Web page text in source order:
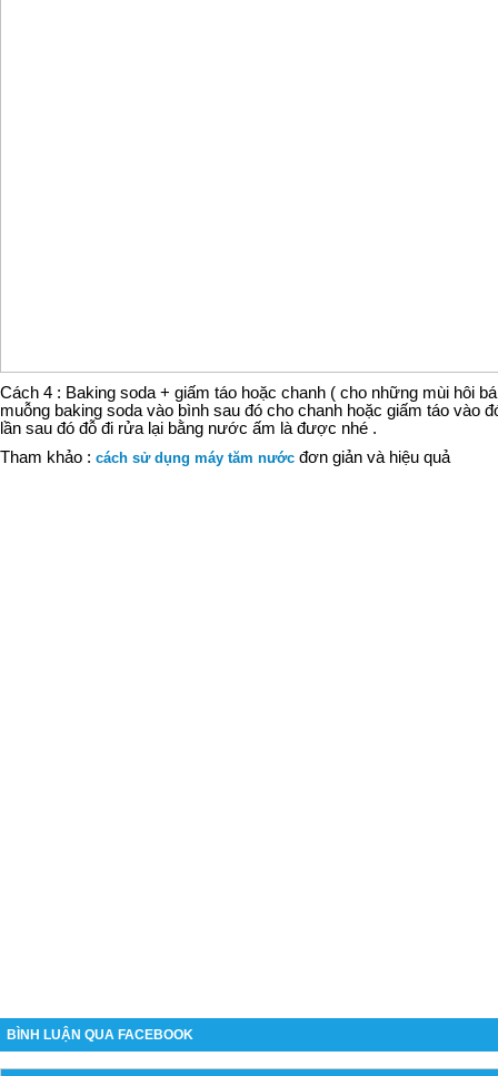
Cách 4 : Baking soda + giấm táo hoặc chanh ( cho những mùi hôi
muỗng baking soda vào bình sau đó cho chanh hoặc giấm táo vào
lần sau đó đỗ đi rửa lại bằng nước ấm là được nhé .
Tham khảo : cách sử dụng máy tăm nước đơn giản và hiệu quả
BÌNH LUẬN QUA FACEBOOK